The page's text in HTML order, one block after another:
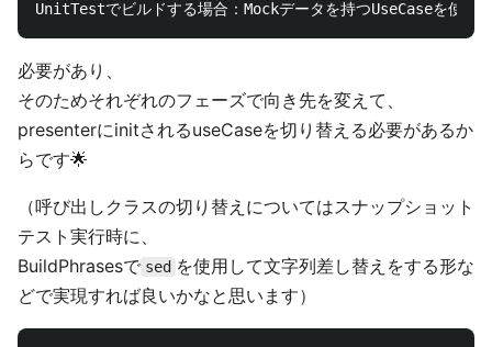
必要があり、
そのためそれぞれのフェーズで向き先を変えて、
presenterにinitされるuseCaseを切り替える必要があるか
らです🌟
（呼び出しクラスの切り替えについてはスナップショット
テスト実行時に、
BuildPhrasesで sed を使用して文字列差し替えをする形な
どで実現すれば良いかなと思います）